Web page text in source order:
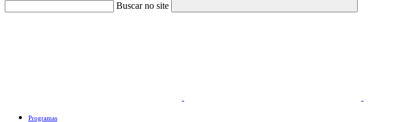
Buscar no site
Buscar
Programas